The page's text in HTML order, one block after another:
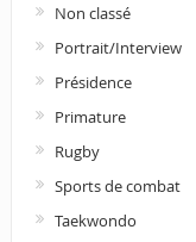
Non classé
Portrait/Interview
Présidence
Primature
Rugby
Sports de combat
Taekwondo